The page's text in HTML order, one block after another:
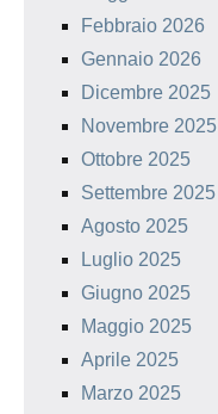
Febbraio 2026
Gennaio 2026
Dicembre 2025
Novembre 2025
Ottobre 2025
Settembre 2025
Agosto 2025
Luglio 2025
Giugno 2025
Maggio 2025
Aprile 2025
Marzo 2025